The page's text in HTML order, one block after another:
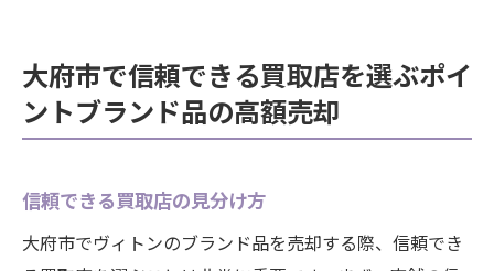
大府市で信頼できる買取店を選ぶポイ
ントブランド品の高額売却
信頼できる買取店の見分け方
大府市でヴィトンのブランド品を売却する際、信頼でき